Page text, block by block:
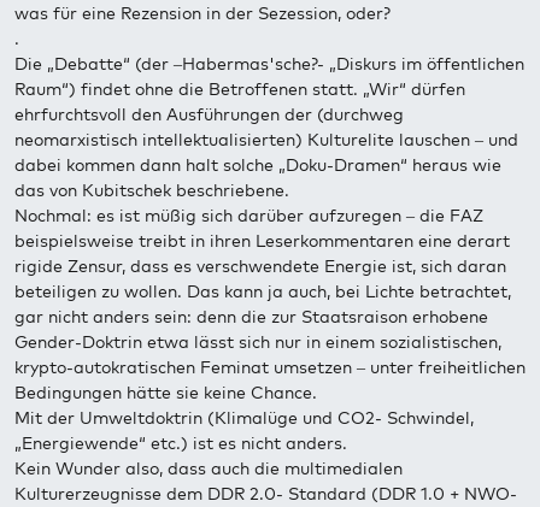
was für eine Rezension in der Sezession, oder?
.
Die „Debatte“ (der –Habermas'sche?- „Diskurs im öffentlichen
Raum“) findet ohne die Betroffenen statt. „Wir“ dürfen
ehrfurchtsvoll den Ausführungen der (durchweg
neomarxistisch intellektualisierten) Kulturelite lauschen – und
dabei kommen dann halt solche „Doku-Dramen“ heraus wie
das von Kubitschek beschriebene.
Nochmal: es ist müßig sich darüber aufzuregen – die FAZ
beispielsweise treibt in ihren Leserkommentaren eine derart
rigide Zensur, dass es verschwendete Energie ist, sich daran
beteiligen zu wollen. Das kann ja auch, bei Lichte betrachtet,
gar nicht anders sein: denn die zur Staatsraison erhobene
Gender-Doktrin etwa lässt sich nur in einem sozialistischen,
krypto-autokratischen Feminat umsetzen – unter freiheitlichen
Bedingungen hätte sie keine Chance.
Mit der Umweltdoktrin (Klimalüge und CO2- Schwindel,
„Energiewende“ etc.) ist es nicht anders.
Kein Wunder also, dass auch die multimedialen
Kulturerzeugnisse dem DDR 2.0- Standard (DDR 1.0 + NWO-